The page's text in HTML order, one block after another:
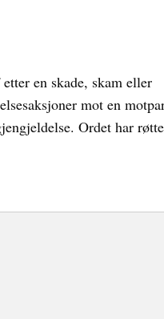
en skade, skam eller
mot en
Ordet har